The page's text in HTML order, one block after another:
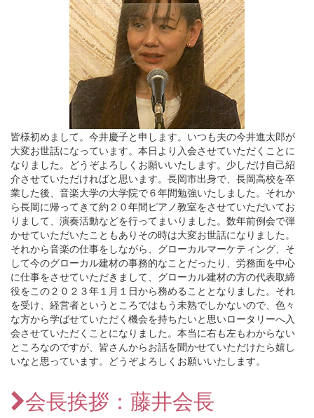
皆様初めまして。今井慶子と申します。いつも夫の今井進太郎が
大変お世話になっています。本日より入会させていただくことに
なりました。どうぞよろしくお願いいたします。少しだけ自己紹
介させていただければと思います。長岡市出身で、長岡高校を卒
業した後、音楽大学の大学院で６年間勉強いたしました。それか
ら長岡に帰ってきて約２０年間ピアノ教室をさせていただいてお
りまして、演奏活動などを行ってまいりました。数年前例会で弾
かせていただいたこともありその時は大変お世話になりました。
それから音楽の仕事をしながら、グローカルマーケティング、そ
して今のグローカル建材の事務的なことだったり、労務面を中心
に仕事をさせていただきまして、グローカル建材の方の代表取締
役をこの２０２３年１月１日から務めることとなりました。それ
を受け、経営者というところではもう未熟でしかないので、色々
な方から学ばせていただく機会を持ちたいと思いロータリーへ入
会させていただくことになりました。本当に右も左もわからない
ところなのですが、皆さんからお話を聞かせていただけたら嬉し
いなと思っています。どうぞよろしくお願いいたします。
会長挨拶：藤井会長